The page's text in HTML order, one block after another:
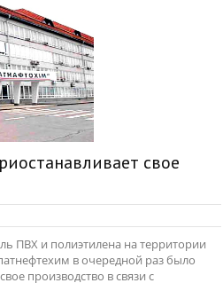
свое
ПВХ и полиэтилена на территории
в очередной раз было
производство в связи с